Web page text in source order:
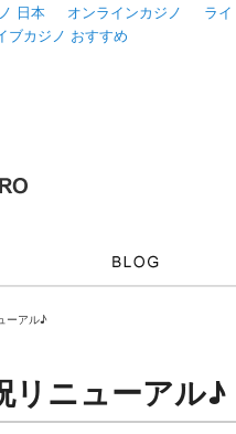
日本 オンラインカジノ
ライ
ブカジノ おすすめ
ーアル♪
リニューアル♪